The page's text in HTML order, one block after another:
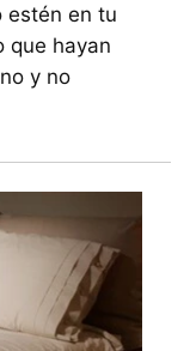
estén en tu
que hayan
y no